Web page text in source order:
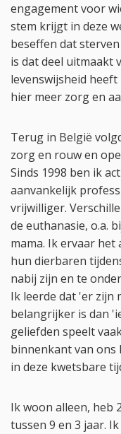
engagement voor
stem krijgt in deze
beseffen dat
is dat deel uitmaakt
levenswijsheid
hier meer zorg en
Terug in België
zorg en rouw en
Sinds 1998 ben ik
aanvankelijk
vrijwilliger.
de euthanasie, o.a.
mama. Ik ervaar
hun dierbaren
nabij zijn en te
Ik leerde dat 'er zijn
belangrijker is dan
geliefden speelt
binnenkant van ons
in deze kwetsbare
Ik woon alleen, heb
tussen 9 en 3 jaar.